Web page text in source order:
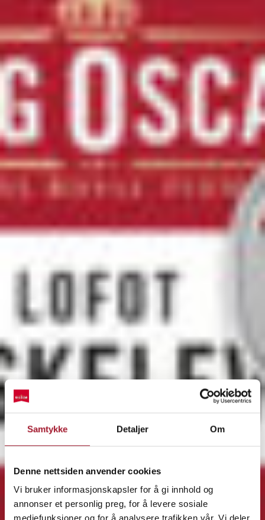
Samtykke Detaljer Om
Denne nettsiden anvender cookies
Vi bruker informasjonskapsler for å gi innhold og
annonser et personlig preg, for å levere sosiale